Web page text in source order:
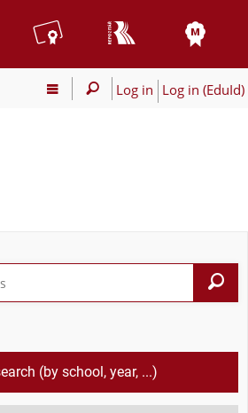
Log in Log in (EduId)
(by school, year, ...)